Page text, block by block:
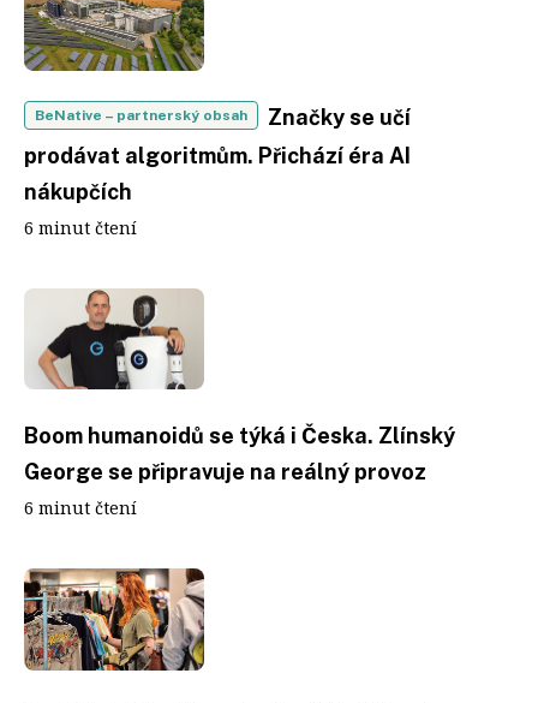
BeNative – partnerský obsah
Značky se učí
prodávat algoritmům. Přichází éra AI
nákupčích
6 minut čtení
Boom humanoidů se týká i Česka. Zlínský
George se připravuje na reálný provoz
6 minut čtení